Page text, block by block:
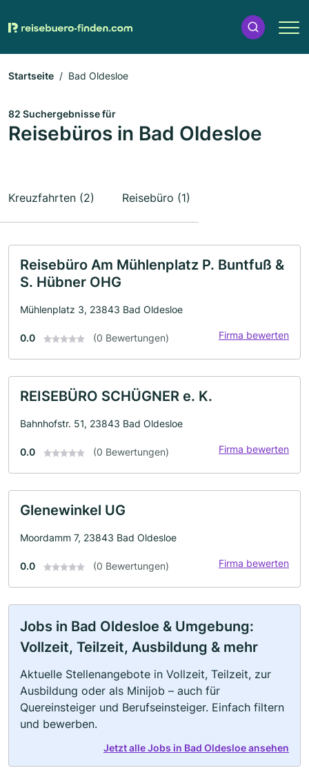
Startseite Bad Oldesloe
82 Suchergebnisse für
Reisebüros in Bad Oldesloe
Kreuzfahrten (2) Reisebüro (1)
Reisebüro Am Mühlenplatz P. Buntfuß &
S. Hübner OHG
Mühlenplatz 3, 23843 Bad Oldesloe
0.0 (0 Bewertungen) Firma bewerten
REISEBÜRO SCHÜGNER e. K.
Bahnhofstr. 51, 23843 Bad Oldesloe
0.0 (0 Bewertungen) Firma bewerten
Glenewinkel UG
Moordamm 7, 23843 Bad Oldesloe
0.0 (0 Bewertungen) Firma bewerten
Jobs in Bad Oldesloe & Umgebung:
Vollzeit, Teilzeit, Ausbildung & mehr
Aktuelle Stellenangebote in Vollzeit, Teilzeit, zur
Ausbildung oder als Minijob – auch für
Quereinsteiger und Berufseinsteiger. Einfach filtern
und bewerben.
Jetzt alle Jobs in Bad Oldesloe ansehen